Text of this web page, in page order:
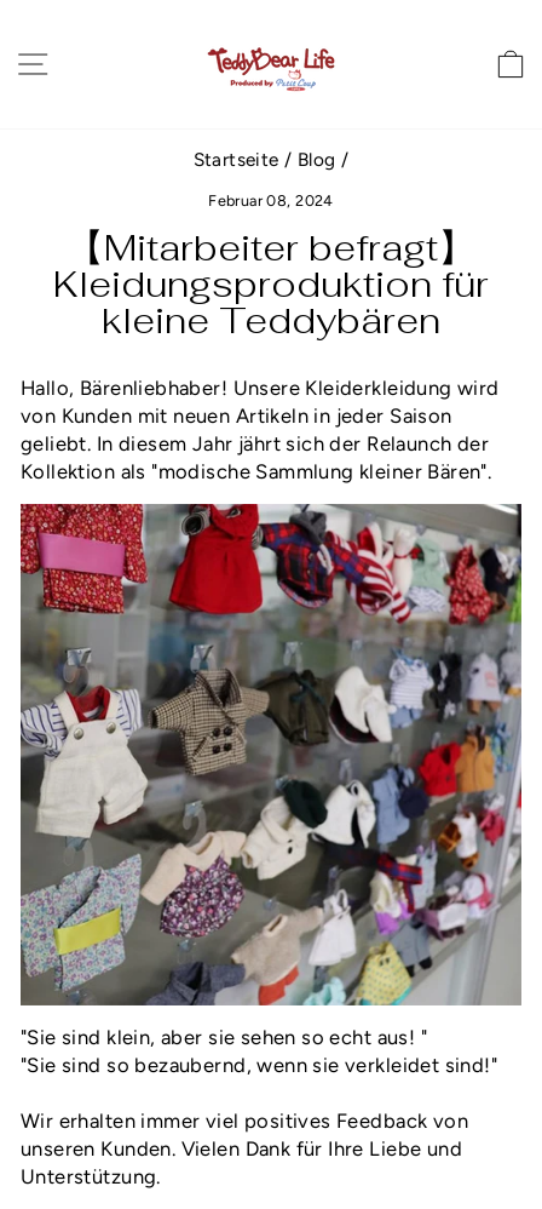
Inhalt
Startseite / Blog /
Februar 08, 2024
【Mitarbeiter befragt】
Kleidungsproduktion für
kleine Teddybären
Hallo, Bärenliebhaber! Unsere Kleiderkleidung wird
von Kunden mit neuen Artikeln in jeder Saison
geliebt. In diesem Jahr jährt sich der Relaunch der
Kollektion als "modische Sammlung kleiner Bären".
"Sie sind klein, aber sie sehen so echt aus! "
"Sie sind so bezaubernd, wenn sie verkleidet sind!"
Wir erhalten immer viel positives Feedback von
unseren Kunden. Vielen Dank für Ihre Liebe und
Unterstützung.